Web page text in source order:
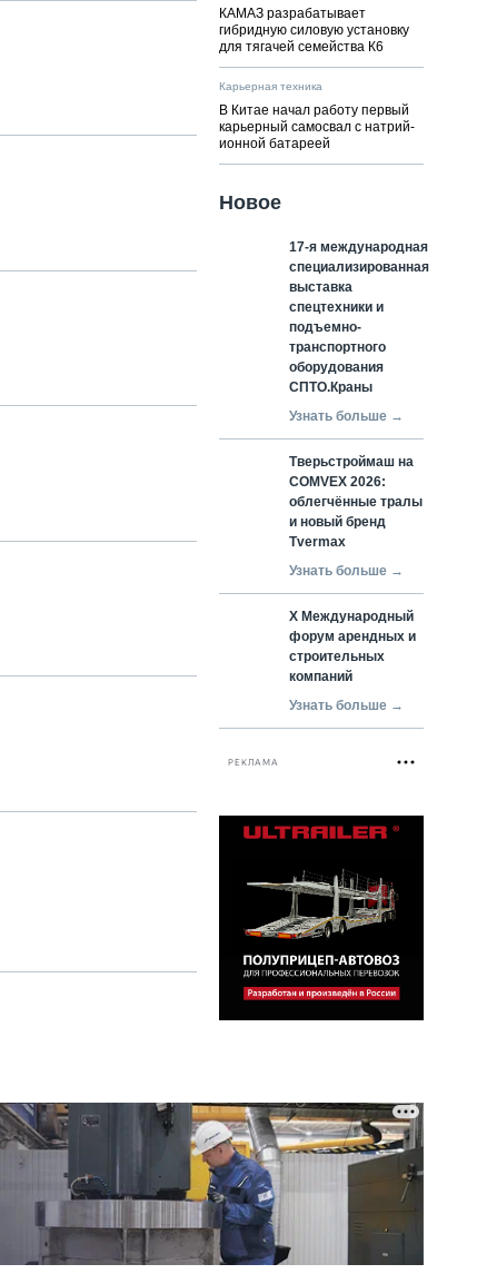
КАМАЗ разрабатывает
гибридную силовую установку
для тягачей семейства К6
Карьерная техника
В Китае начал работу первый
карьерный самосвал с натрий-
ионной батареей
Новое
17-я международная
специализированная
выставка
спецтехники и
подъемно-
транспортного
оборудования
СПТО.Краны
Узнать больше →
Тверьстроймаш на
COMVEX 2026:
облегчённые тралы
и новый бренд
Tvermax
Узнать больше →
X Международный
форум арендных и
строительных
компаний
Узнать больше →
РЕКЛАМА